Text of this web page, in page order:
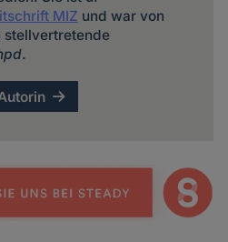
MIZ und war von
stellvertretende
.